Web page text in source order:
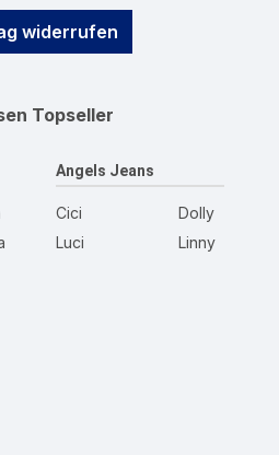
widerrufen
Topseller
Angels Jeans
Cici
Luci
Dolly
Linny